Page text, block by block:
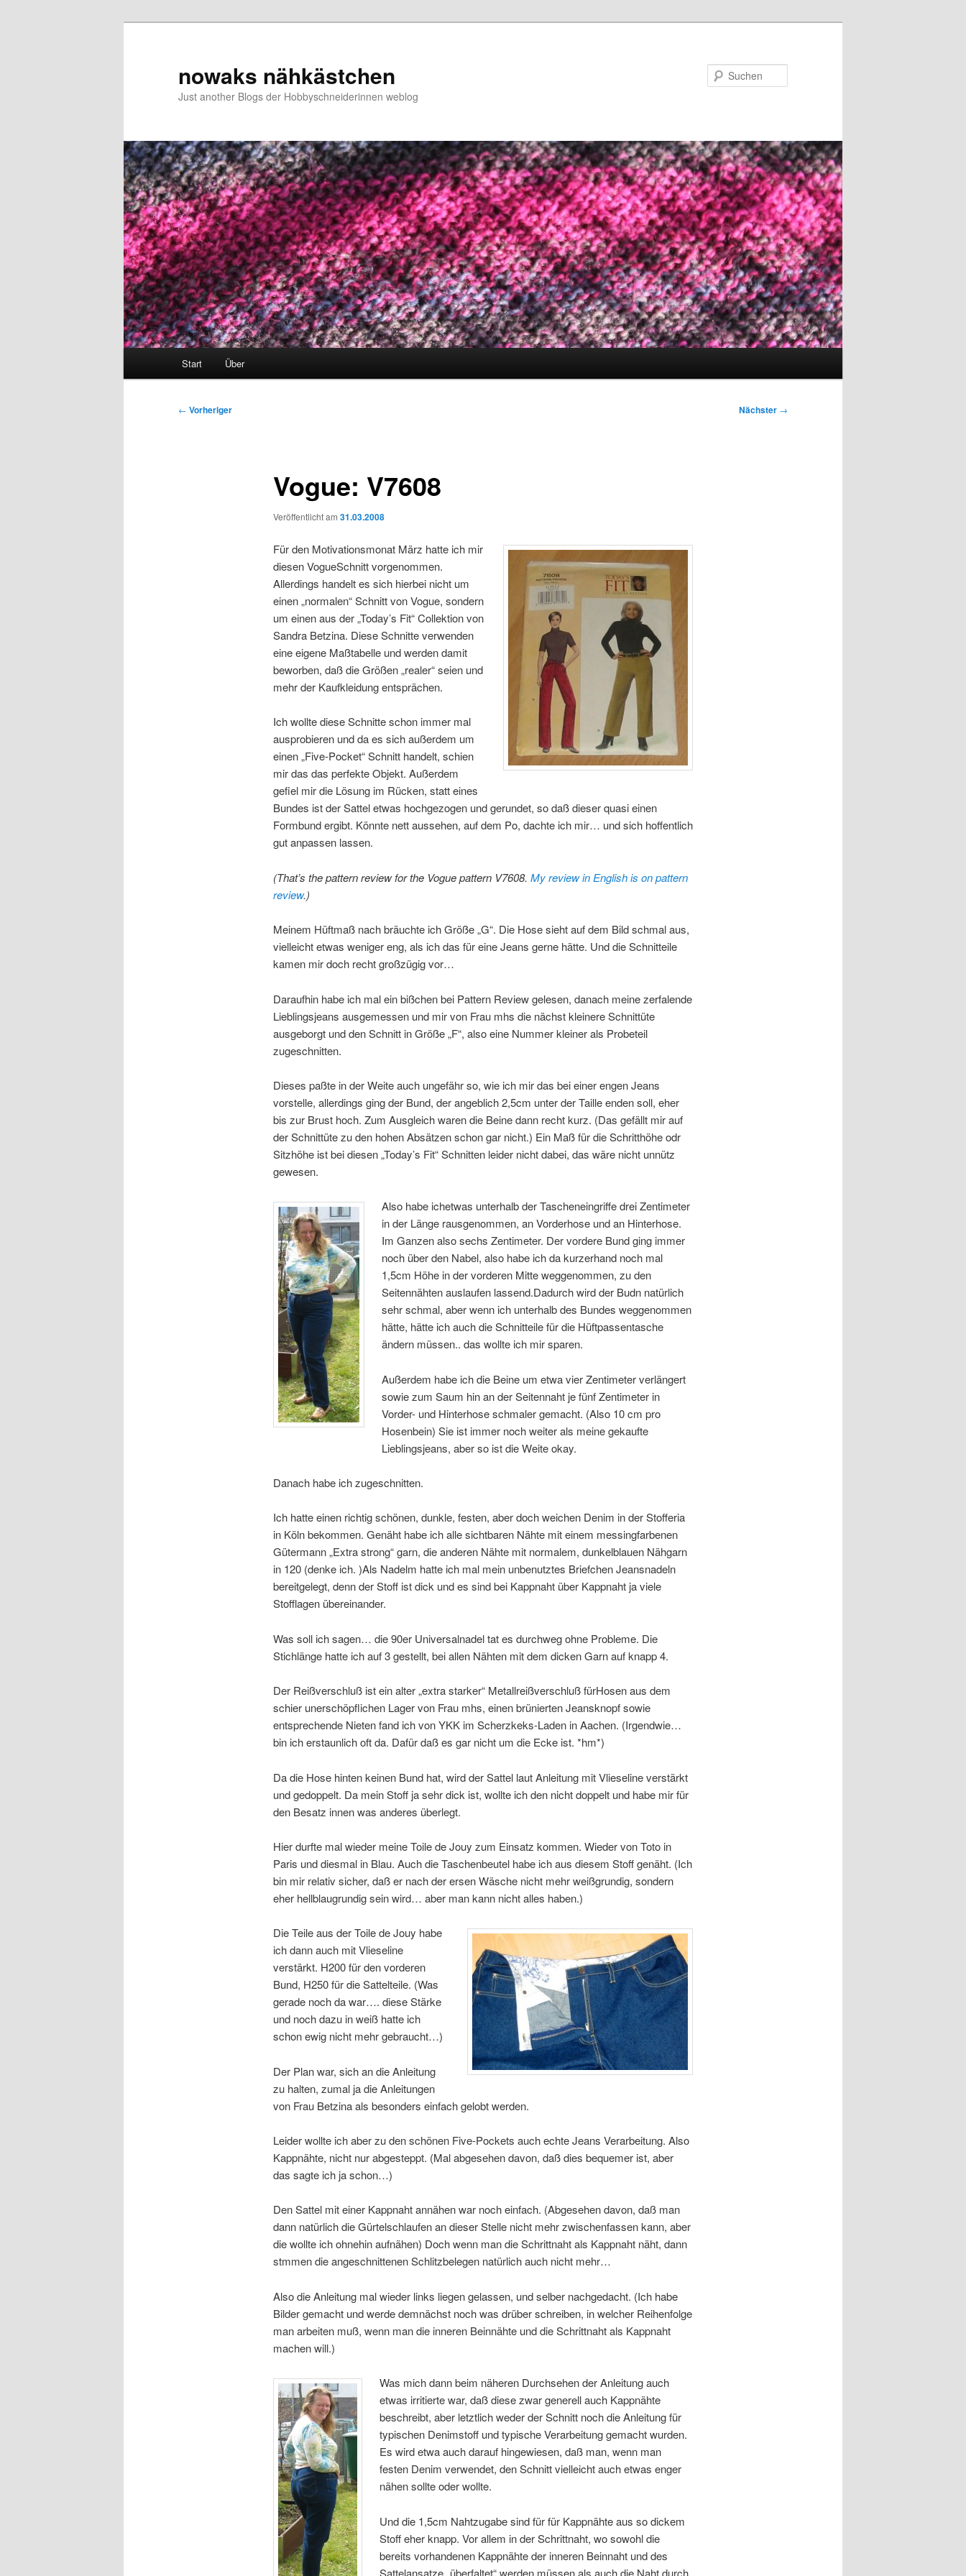
nowaks nähkästchen
Just another Blogs der Hobbyschneiderinnen weblog
Start Über
Beitragsnavigation
← Vorheriger Nächster →
Vogue: V7608
Veröffentlicht am 31.03.2008
Für den Motivationsmonat März hatte ich mir
diesen VogueSchnitt vorgenommen.
Allerdings handelt es sich hierbei nicht um
einen „normalen“ Schnitt von Vogue, sondern
um einen aus der „Today’s Fit“ Collektion von
Sandra Betzina. Diese Schnitte verwenden
eine eigene Maßtabelle und werden damit
beworben, daß die Größen „realer“ seien und
mehr der Kaufkleidung entsprächen.
Ich wollte diese Schnitte schon immer mal
ausprobieren und da es sich außerdem um
einen „Five-Pocket“ Schnitt handelt, schien
mir das das perfekte Objekt. Außerdem
gefiel mir die Lösung im Rücken, statt eines
Bundes ist der Sattel etwas hochgezogen und gerundet, so daß dieser quasi einen
Formbund ergibt. Könnte nett aussehen, auf dem Po, dachte ich mir… und sich hoffentlich
gut anpassen lassen.
(That’s the pattern review for the Vogue pattern V7608. My review in English is on pattern
review.)
Meinem Hüftmaß nach bräuchte ich Größe „G“. Die Hose sieht auf dem Bild schmal aus,
vielleicht etwas weniger eng, als ich das für eine Jeans gerne hätte. Und die Schnitteile
kamen mir doch recht großzügig vor…
Daraufhin habe ich mal ein bißchen bei Pattern Review gelesen, danach meine zerfalende
Lieblingsjeans ausgemessen und mir von Frau mhs die nächst kleinere Schnittüte
ausgeborgt und den Schnitt in Größe „F“, also eine Nummer kleiner als Probeteil
zugeschnitten.
Dieses paßte in der Weite auch ungefähr so, wie ich mir das bei einer engen Jeans
vorstelle, allerdings ging der Bund, der angeblich 2,5cm unter der Taille enden soll, eher
bis zur Brust hoch. Zum Ausgleich waren die Beine dann recht kurz. (Das gefällt mir auf
der Schnittüte zu den hohen Absätzen schon gar nicht.) Ein Maß für die Schritthöhe odr
Sitzhöhe ist bei diesen „Today’s Fit“ Schnitten leider nicht dabei, das wäre nicht unnütz
gewesen.
Also habe ichetwas unterhalb der Tascheneingriffe drei Zentimeter
in der Länge rausgenommen, an Vorderhose und an Hinterhose.
Im Ganzen also sechs Zentimeter. Der vordere Bund ging immer
noch über den Nabel, also habe ich da kurzerhand noch mal
1,5cm Höhe in der vorderen Mitte weggenommen, zu den
Seitennähten auslaufen lassend.Dadurch wird der Budn natürlich
sehr schmal, aber wenn ich unterhalb des Bundes weggenommen
hätte, hätte ich auch die Schnitteile für die Hüftpassentasche
ändern müssen.. das wollte ich mir sparen.
Außerdem habe ich die Beine um etwa vier Zentimeter verlängert
sowie zum Saum hin an der Seitennaht je fünf Zentimeter in
Vorder- und Hinterhose schmaler gemacht. (Also 10 cm pro
Hosenbein) Sie ist immer noch weiter als meine gekaufte
Lieblingsjeans, aber so ist die Weite okay.
Danach habe ich zugeschnitten.
Ich hatte einen richtig schönen, dunkle, festen, aber doch weichen Denim in der Stofferia
in Köln bekommen. Genäht habe ich alle sichtbaren Nähte mit einem messingfarbenen
Gütermann „Extra strong“ garn, die anderen Nähte mit normalem, dunkelblauen Nähgarn
in 120 (denke ich. )Als Nadelm hatte ich mal mein unbenutztes Briefchen Jeansnadeln
bereitgelegt, denn der Stoff ist dick und es sind bei Kappnaht über Kappnaht ja viele
Stofflagen übereinander.
Was soll ich sagen… die 90er Universalnadel tat es durchweg ohne Probleme. Die
Stichlänge hatte ich auf 3 gestellt, bei allen Nähten mit dem dicken Garn auf knapp 4.
Der Reißverschluß ist ein alter „extra starker“ Metallreißverschluß fürHosen aus dem
schier unerschöpflichen Lager von Frau mhs, einen brünierten Jeansknopf sowie
entsprechende Nieten fand ich von YKK im Scherzkeks-Laden in Aachen. (Irgendwie…
bin ich erstaunlich oft da. Dafür daß es gar nicht um die Ecke ist. *hm*)
Da die Hose hinten keinen Bund hat, wird der Sattel laut Anleitung mit Vlieseline verstärkt
und gedoppelt. Da mein Stoff ja sehr dick ist, wollte ich den nicht doppelt und habe mir für
den Besatz innen was anderes überlegt.
Hier durfte mal wieder meine Toile de Jouy zum Einsatz kommen. Wieder von Toto in
Paris und diesmal in Blau. Auch die Taschenbeutel habe ich aus diesem Stoff genäht. (Ich
bin mir relativ sicher, daß er nach der ersen Wäsche nicht mehr weißgrundig, sondern
eher hellblaugrundig sein wird… aber man kann nicht alles haben.)
Die Teile aus der Toile de Jouy habe
ich dann auch mit Vlieseline
verstärkt. H200 für den vorderen
Bund, H250 für die Sattelteile. (Was
gerade noch da war…. diese Stärke
und noch dazu in weiß hatte ich
schon ewig nicht mehr gebraucht…)
Der Plan war, sich an die Anleitung
zu halten, zumal ja die Anleitungen
von Frau Betzina als besonders einfach gelobt werden.
Leider wollte ich aber zu den schönen Five-Pockets auch echte Jeans Verarbeitung. Also
Kappnähte, nicht nur abgesteppt. (Mal abgesehen davon, daß dies bequemer ist, aber
das sagte ich ja schon…)
Den Sattel mit einer Kappnaht annähen war noch einfach. (Abgesehen davon, daß man
dann natürlich die Gürtelschlaufen an dieser Stelle nicht mehr zwischenfassen kann, aber
die wollte ich ohnehin aufnähen) Doch wenn man die Schrittnaht als Kappnaht näht, dann
stmmen die angeschnittenen Schlitzbelegen natürlich auch nicht mehr…
Also die Anleitung mal wieder links liegen gelassen, und selber nachgedacht. (Ich habe
Bilder gemacht und werde demnächst noch was drüber schreiben, in welcher Reihenfolge
man arbeiten muß, wenn man die inneren Beinnähte und die Schrittnaht als Kappnaht
machen will.)
Was mich dann beim näheren Durchsehen der Anleitung auch
etwas irritierte war, daß diese zwar generell auch Kappnähte
beschreibt, aber letztlich weder der Schnitt noch die Anleitung für
typischen Denimstoff und typische Verarbeitung gemacht wurden.
Es wird etwa auch darauf hingewiesen, daß man, wenn man
festen Denim verwendet, den Schnitt vielleicht auch etwas enger
nähen sollte oder wollte.
Und die 1,5cm Nahtzugabe sind für für Kappnähte aus so dickem
Stoff eher knapp. Vor allem in der Schrittnaht, wo sowohl die
bereits vorhandenen Kappnähte der inneren Beinnaht und des
Sattelansatze „überfaltet“ werden müssen als auch die Naht durch